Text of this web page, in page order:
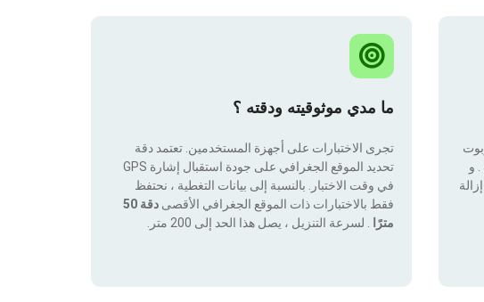
. و
ما مدي موثوقيته ودقته ؟
تجرى الاختبارات على أجهزة المستخدمين. تعتمد دقة
تحديد الموقع الجغرافي على جودة استقبال إشارة GPS
في وقت الاختبار. بالنسبة إلى بيانات التغطية ، نحتفظ
فقط بالاختبارات ذات الموقع الجغرافي الأقصى
دقة 50
مترًا
. لسرعة التنزيل ، يصل هذا الحد إلى 200 متر.